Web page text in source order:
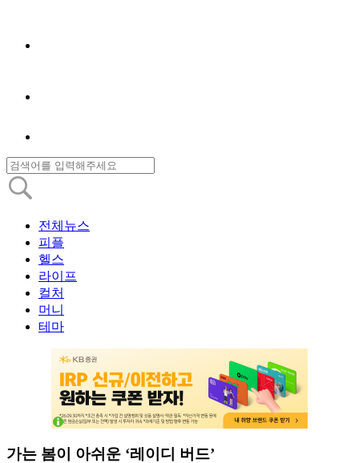
전체뉴스
피플
헬스
라이프
컬처
머니
테마
가는 봄이 아쉬운 ‘레이디 버드’